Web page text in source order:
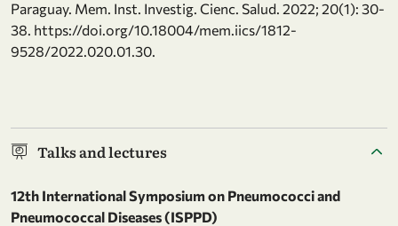
Paraguay. Mem. Inst. Investig. Cienc. Salud. 2022; 20(1): 30-
38. https://doi.org/10.18004/mem.iics/1812-
9528/2022.020.01.30.
Talks and lectures
12th International Symposium on Pneumococci and
Pneumococcal Diseases (ISPPD)